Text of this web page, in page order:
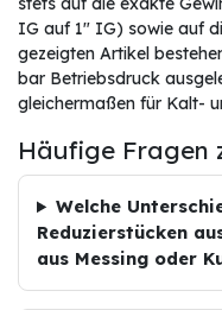
IG auf 1″ IG) sowie auf
gezeigten Artikel
bar Betriebsdruck
gleichermaßen für Kalt-
Häufige Fragen
Welche
Reduzierstücken
aus Messing oder